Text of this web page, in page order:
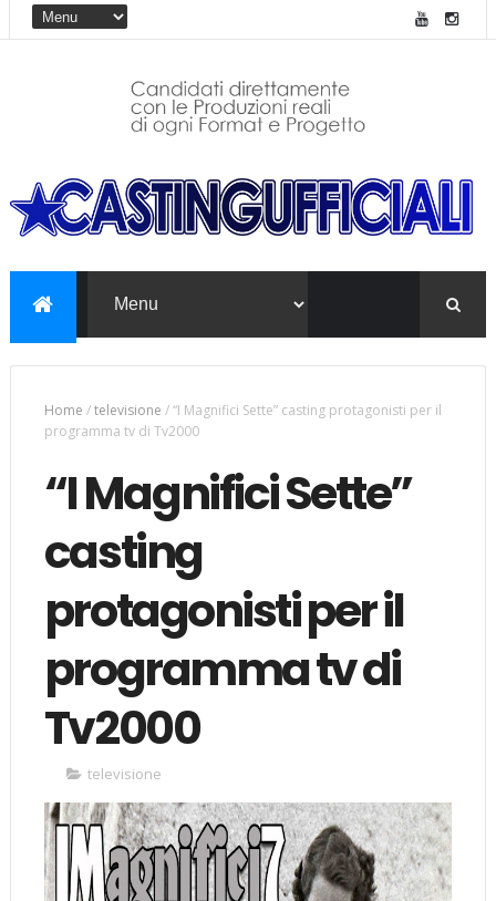
Home /televisione /“I Magnifici Sette” casting protagonisti per il
programma tv di Tv2000
“I Magnifici Sette”
casting
protagonisti per il
programma tv di
Tv2000
televisione